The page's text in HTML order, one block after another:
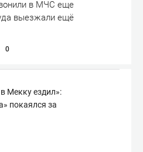
в МЧС еще
выезжали ещё
0
Мекку ездил»:
покаялся за